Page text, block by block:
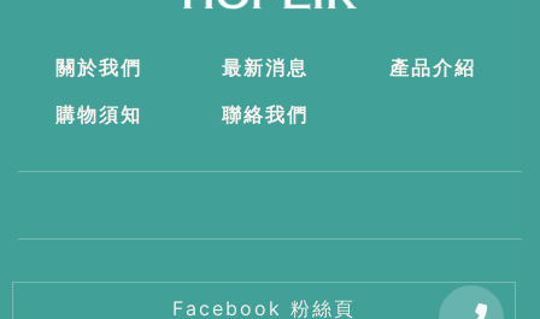
關於我們 最新消息
產品介紹
購物須知
聯絡我們
Facebook 粉絲頁